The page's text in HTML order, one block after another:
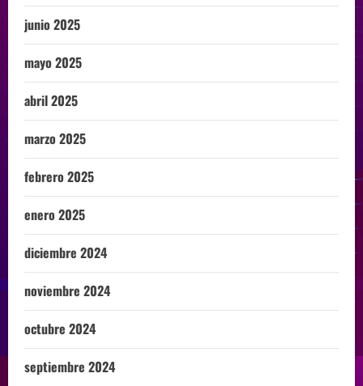
junio 2025
mayo 2025
abril 2025
marzo 2025
febrero 2025
enero 2025
diciembre 2024
noviembre 2024
octubre 2024
septiembre 2024